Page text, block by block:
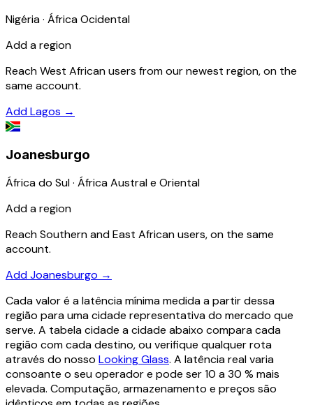
Nigéria · África Ocidental
Add a region
Reach West African users from our newest region, on the
same account.
Add Lagos →
Joanesburgo
África do Sul · África Austral e Oriental
Add a region
Reach Southern and East African users, on the same
account.
Add Joanesburgo →
Cada valor é a latência mínima medida a partir dessa
região para uma cidade representativa do mercado que
serve. A tabela cidade a cidade abaixo compara cada
região com cada destino, ou verifique qualquer rota
através do nosso Looking Glass. A latência real varia
consoante o seu operador e pode ser 10 a 30 % mais
elevada. Computação, armazenamento e preços são